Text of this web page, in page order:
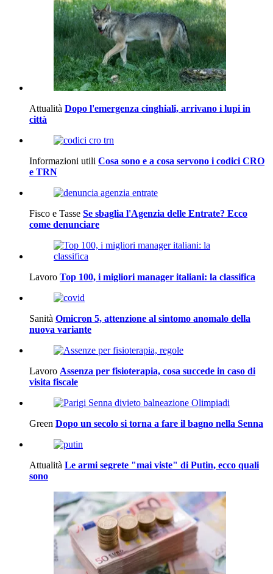
Attualità Dopo l'emergenza cinghiali, arrivano i lupi in
città
Informazioni utili Cosa sono e a cosa servono i codici CRO
e TRN
Fisco e Tasse Se sbaglia l'Agenzia delle Entrate? Ecco
come denunciare
Lavoro Top 100, i migliori manager italiani: la classifica
Sanità Omicron 5, attenzione al sintomo anomalo della
nuova variante
Lavoro Assenza per fisioterapia, cosa succede in caso di
visita fiscale
Green Dopo un secolo si torna a fare il bagno nella Senna
Attualità Le armi segrete "mai viste" di Putin, ecco quali
sono